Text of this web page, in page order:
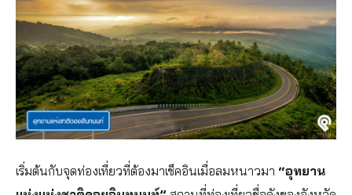
เริ่มต้นกับจุดท่องเที่ยวที่ต้องมาเช็คอินเมื่อลมหนาวมา “อุทยาน